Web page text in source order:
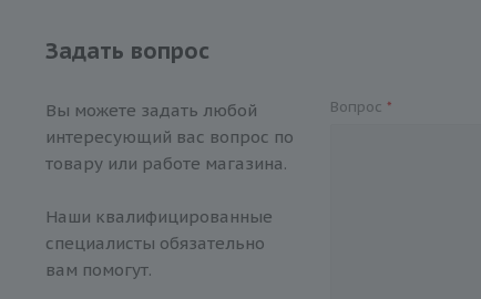
Задать вопрос
Вы можете задать любой
интересующий вас вопрос по
товару или работе магазина.
Наши квалифицированные
специалисты обязательно
вам помогут.
Вопрос *